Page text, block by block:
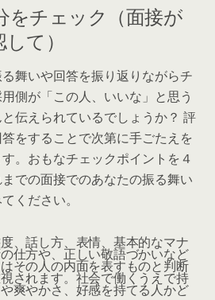
をチェック（面接が
て）
舞いや回答を振り返りながらチ
側が「この人、いいな」と思う
伝えられているでしょうか？ 評
をすることで次第に手ごたえを
。おもなチェックポイントを４
での面接でのあなたの振る舞い
ください。
、話し方、表情、基本的なマナ
仕方や、正しい敬語づかいなど
その人の内面を表すものと判断
されます。社会で働くうえで持
爽やかさ、好感を持てる人かど